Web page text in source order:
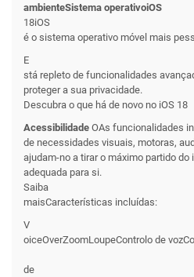
ambienteSistema operativoiOS
18iOS
é o sistema operativo móvel mais
E
stá repleto de funcionalidades
proteger a sua privacidade.
Descubra o que há de novo no iOS 18
Acessibilidade OAs funcionalidades
de necessidades visuais, motoras,
ajudam-no a tirar o máximo partido do
adequada para si.
Saiba
maisCaracterísticas incluídas:
V
oiceOverZoomLoupeControlo de
de